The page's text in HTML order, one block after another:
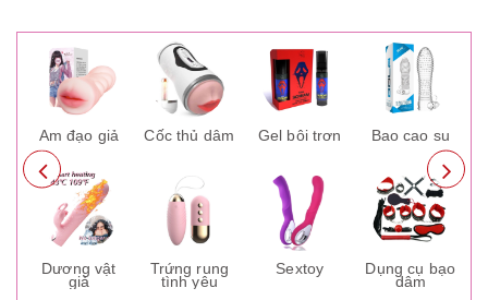
Âm đạo giả
Dương vật
giả
Cốc thủ dâm
Trứng rung
tình yêu
Gel bôi trơn
Sextoy
Bao cao su
Dụng cụ bạo
dâm